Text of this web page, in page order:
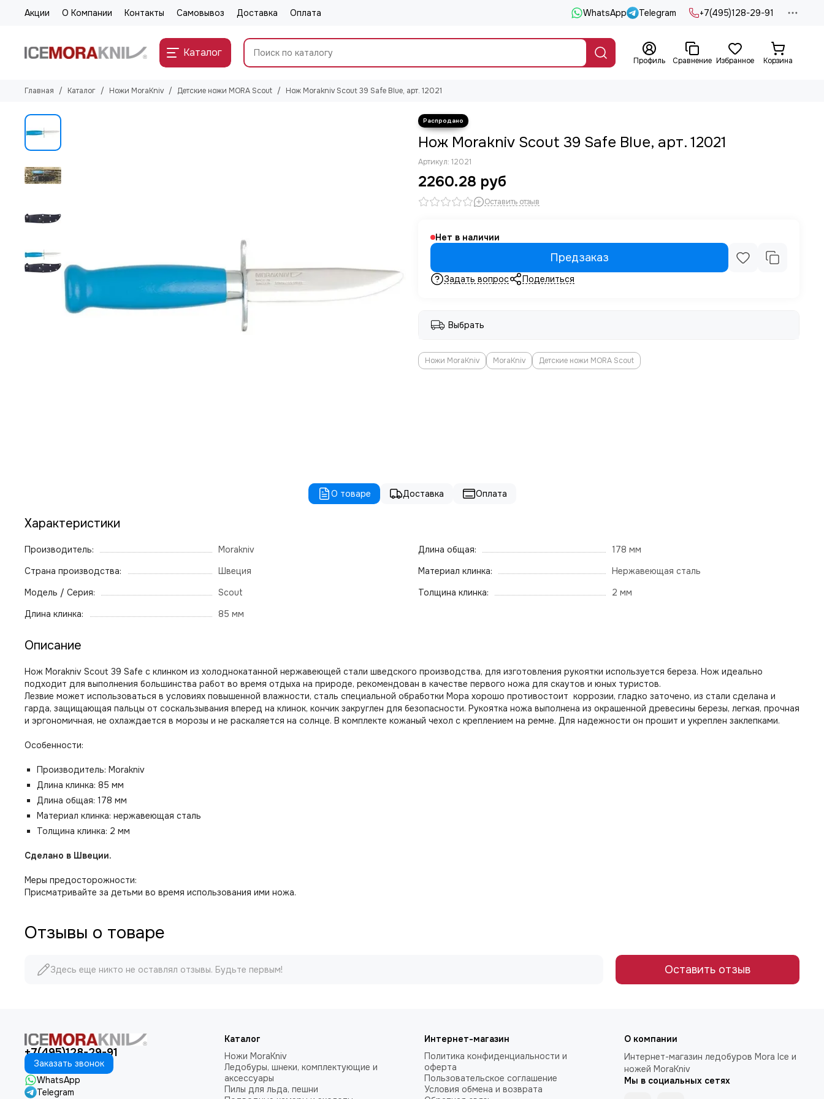
Акции О Компании Контакты Самовывоз Доставка Оплата WhatsApp Telegram +7(495)128-29-91
Каталог
Профиль Сравнение Избранное Корзина
Главная Каталог Ножи MoraKniv Детские ножи MORA Scout Нож Morakniv Scout 39 Safe Blue, арт. 12021
Нож Morakniv Scout 39 Safe Blue, арт. 12021
Артикул: 12021
2260.28 руб
Оставить отзыв
Нет в наличии
Предзаказ
Задать вопрос Поделиться
Выбрать
Ножи MoraKniv MoraKniv Детские ножи MORA Scout
О товаре Доставка Оплата
Характеристики
Производитель:
Morakniv
Страна производства:
Швеция
Модель / Серия:
Scout
Длина клинка:
85 мм
Длина общая:
178 мм
Материал клинка:
Нержавеющая сталь
Толщина клинка:
2 мм
Описание
Нож Morakniv Scout 39 Safe с клинком из холоднокатанной нержавеющей стали шведского производства, для изготовления рукоятки используется береза. Нож идеально
подходит для выполнения большинства работ во время отдыха на природе, рекомендован в качестве первого ножа для скаутов и юных туристов.
Лезвие может использоваться в условиях повышенной влажности, сталь специальной обработки Мора хорошо противостоит коррозии, гладко заточено, из стали сделана и
гарда, защищающая пальцы от соскальзывания вперед на клинок, кончик закруглен для безопасности. Рукоятка ножа выполнена из окрашенной древесины березы, легкая, прочная
и эргономичная, не охлаждается в морозы и не раскаляется на солнце. В комплекте кожаный чехол с креплением на ремне. Для надежности он прошит и укреплен заклепками.
Особенности:
Производитель: Morakniv
Длина клинка: 85 мм
Длина общая: 178 мм
Материал клинка: нержавеющая сталь
Толщина клинка: 2 мм
Сделано в Швеции.
Меры предосторожности:
Присматривайте за детьми во время использования ими ножа.
Отзывы о товаре
Здесь еще никто не оставлял отзывы. Будьте первым! Оставить отзыв
+7(495)128-29-91
Заказать звонок
WhatsApp
Telegram
Каталог
Ножи MoraKniv
Ледобуры, шнеки, комплектующие и
аксессуары
Пилы для льда, пешни
Интернет-магазин
Политика конфиденциальности и
оферта
Пользовательское соглашение
Условия обмена и возврата
О компании
Интернет-магазин ледобуров Mora Ice и
ножей MoraKniv
Мы в социальных сетях